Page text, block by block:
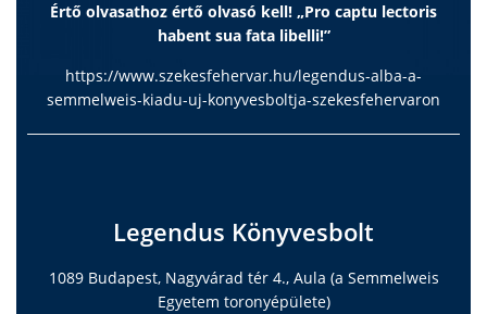
Értő olvasathoz értő olvasó kell! „Pro captu lectoris
habent sua fata libelli!”
https://www.szekesfehervar.hu/legendus-alba-a-
semmelweis-kiadu-uj-konyvesboltja-szekesfehervaron
Legendus Könyvesbolt
1089 Budapest, Nagyvárad tér 4., Aula (a Semmelweis
Egyetem toronyépülete)